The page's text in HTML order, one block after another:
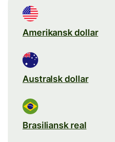
Amerikansk dollar
Australsk dollar
Brasiliansk real